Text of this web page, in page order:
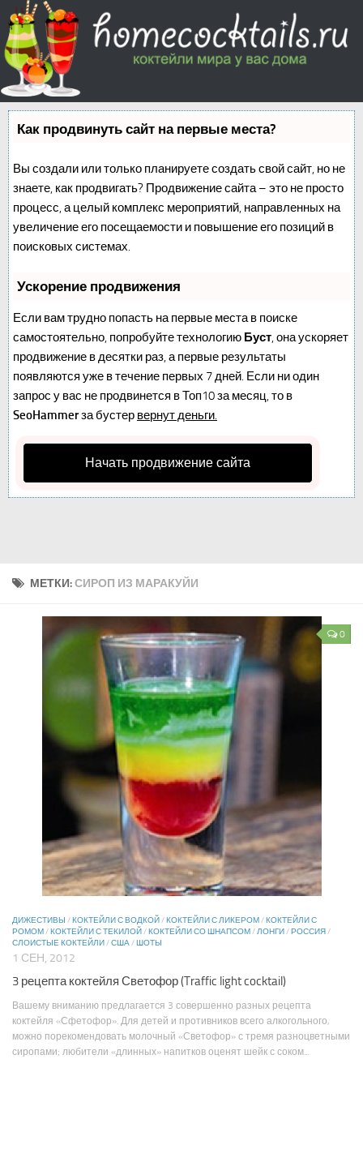
Как продвинуть сайт на первые места?
Вы создали или только планируете создать свой сайт, но не
знаете, как продвигать? Продвижение сайта – это не просто
процесс, а целый комплекс мероприятий, направленных на
увеличение его посещаемости и повышение его позиций в
поисковых системах.
Ускорение продвижения
Если вам трудно попасть на первые места в поиске
самостоятельно, попробуйте технологию Буст, она ускоряет
продвижение в десятки раз, а первые результаты
появляются уже в течение первых 7 дней. Если ни один
запрос у вас не продвинется в Топ10 за месяц, то в
SeoHammerза бустер вернут деньги.
Начать продвижение сайта
МЕТКИ:СИРОП ИЗ МАРАКУЙИ
0
ДИЖЕСТИВЫ / КОКТЕЙЛИ С ВОДКОЙ / КОКТЕЙЛИ С ЛИКЕРОМ / КОКТЕЙЛИ С
РОМОМ / КОКТЕЙЛИ С ТЕКИЛОЙ / КОКТЕЙЛИ СО ШНАПСОМ /ЛОНГИ / РОССИЯ /
СЛОИСТЫЕ КОКТЕЙЛИ /США/ ШОТЫ
1 СЕН, 2012
3 рецепта коктейля Светофор (Traffic light cocktail)
Вашему вниманию предлагается 3 совершенно разных рецепта
коктейля «Сфетофор». Для детей и противников всего алкогольного,
можно порекомендовать молочный «Светофор» с тремя разноцветными
сиропами; любители «длинных» напитков оценят шейк с соком...